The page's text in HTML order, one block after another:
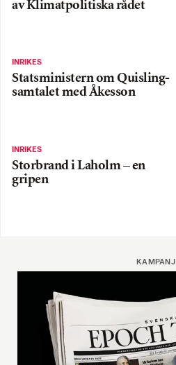
av Klimatpolitiska rådet
INRIKES
Statsministern om Quisling-
samtalet med Åkesson
INRIKES
Storbrand i Laholm – en
gripen
KAMPANJ